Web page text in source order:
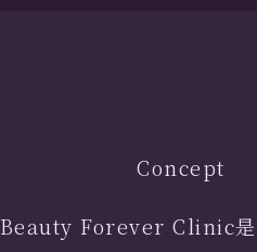
Concept
Beauty Forever Clinic是